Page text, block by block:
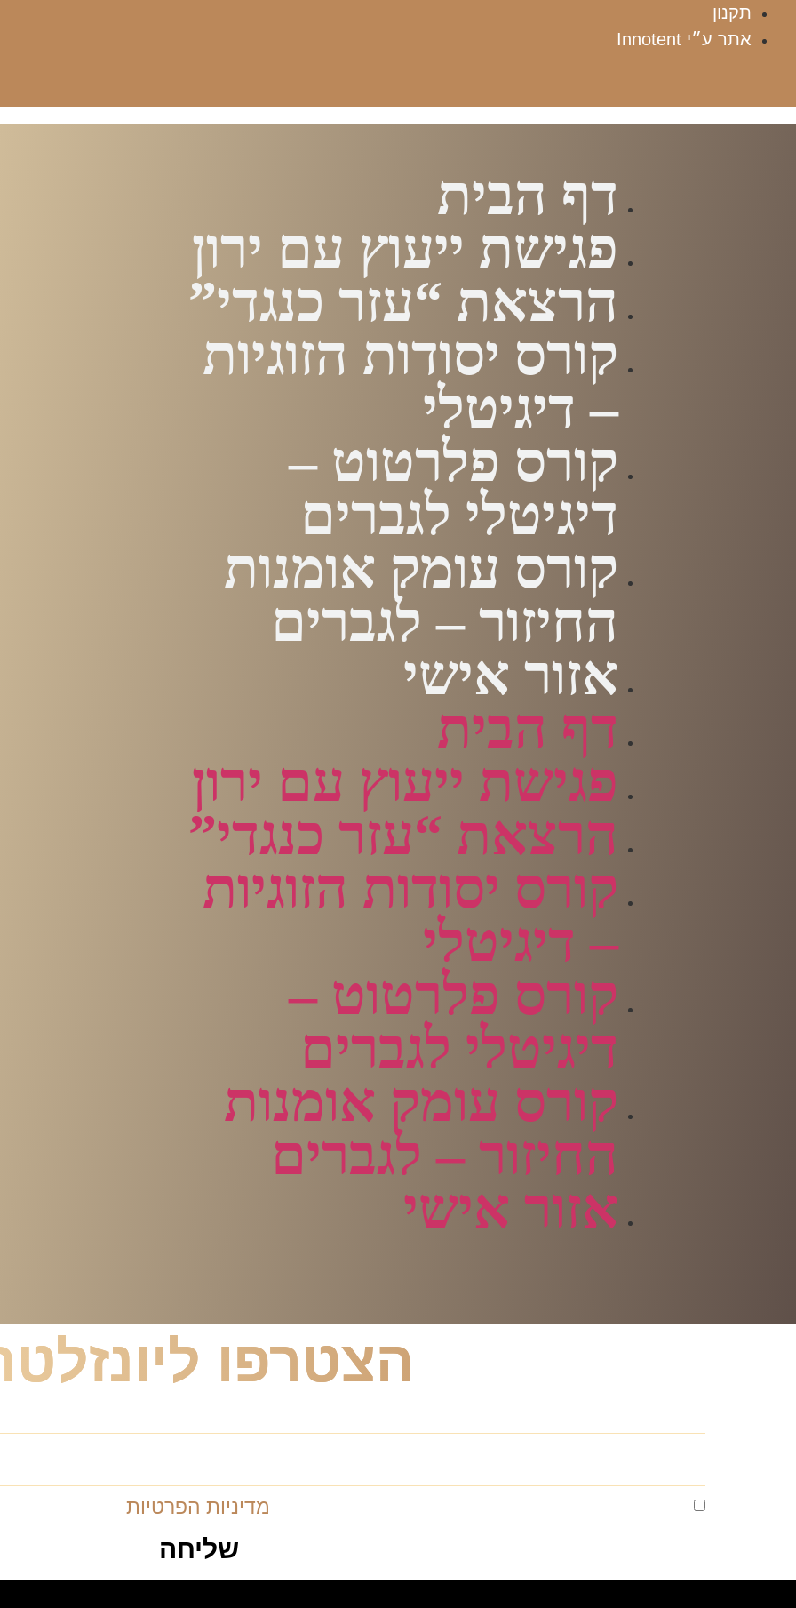
תקנון
אתר ע״י Innotent
דף הבית
פגישת ייעוץ עם ירון
הרצאת “עזר כנגדי”
קורס יסודות הזוגיות
– דיגיטלי
קורס פלרטוט –
דיגיטלי לגברים
קורס עומק אומנות
החיזור – לגברים
אזור אישי
דף הבית
פגישת ייעוץ עם ירון
הרצאת “עזר כנגדי”
קורס יסודות הזוגיות
– דיגיטלי
קורס פלרטוט –
דיגיטלי לגברים
קורס עומק אומנות
החיזור – לגברים
אזור אישי
הצטרפו
מדיניות הפרטיות
שליחה